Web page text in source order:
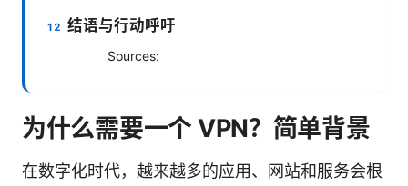
结语与行动呼吁
Sources:
为什么需要一个 VPN？简单背景
在数字化时代，越来越多的应用、网站和服务会根